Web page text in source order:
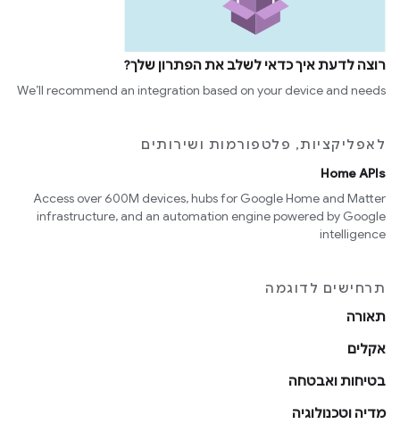
רוצה לדעת איך כדאי לשלב את הפתרון שלך?
We’ll recommend an integration based on your device and needs
לאפליקציות, פלטפורמות ושירותים
Home APIs
Access over 600M devices, hubs for Google Home and Matter
infrastructure, and an automation engine powered by Google
intelligence
תרחישים לדוגמה
תאורה
אקלים
בטיחות ואבטחה
מדיה וטכנולוגיה